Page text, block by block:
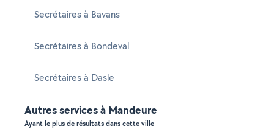
Secrétaires à Bavans
Secrétaires à Bondeval
Secrétaires à Dasle
Autres services à Mandeure
Ayant le plus de résultats dans cette ville